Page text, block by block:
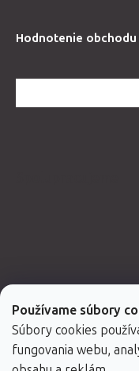
Používame súbory
Súbory cookies
fungovania webu,
Hodnotenie obchodu